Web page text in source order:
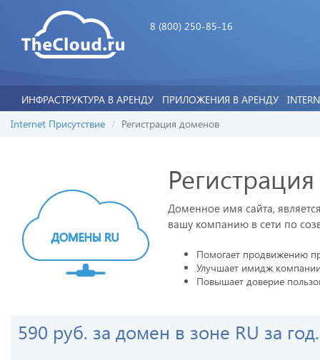
8 (800) 250-85-16
ИНФРАСТРУКТУРА В АРЕНДУ ПРИЛОЖЕНИЯ В АРЕНДУ
Internet Присутствие
Регистрация доменов
Доменное имя сайта,
вашу компанию в сети по
Помогает продвижению
Улучшает имидж
Повышает доверие
590 руб. за домен в зоне RU за год.